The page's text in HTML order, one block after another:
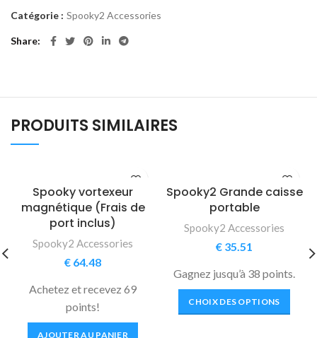
Catégorie : Spooky2 Accessories
Share
PRODUITS SIMILAIRES
Spooky vortexeur
magnétique (Frais de
port inclus)
Spooky2 Accessories
€ 64.48
Achetez et recevez 69
points!
AJOUTER AU PANIER
Spooky2 Grande caisse
portable
Spooky2 Accessories
€ 35.51
Gagnez jusqu’à 38 points.
CHOIX DES OPTIONS